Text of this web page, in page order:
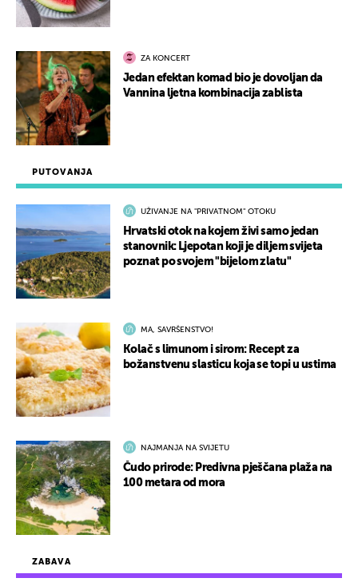
ZABAVA
PUTOVANJA
UŽIVANJE NA "PRIVATNOM" OTOKU
Hrvatski otok na kojem živi samo jedan
stanovnik: Ljepotan koji je diljem svijeta
poznat po svojem "bijelom zlatu"
MA, SAVRŠENSTVO!
Kolač s limunom i sirom: Recept za
božanstvenu slasticu koja se topi u ustima
NAJMANJA NA SVIJETU
Čudo prirode: Predivna pješčana plaža na
100 metara od mora
ZA KONCERT
Jedan efektan komad bio je dovoljan da
Vannina ljetna kombinacija zablista